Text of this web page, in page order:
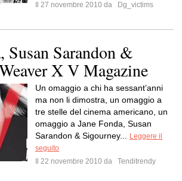
Il 27 novembre 2010 da
Dg_victims
Susan Sarandon &
X V Magazine
Un omaggio a chi ha sessant’anni
ma non li dimostra, un omaggio a
tre stelle del cinema americano, un
omaggio a Jane Fonda, Susan
Sarandon & Sigourney...
Leggere il
seguito
Il 22 novembre 2010 da
Tenditrendy